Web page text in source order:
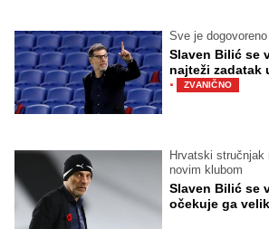
Sve je dogovoreno
Slaven Bilić se
najteži zadatak
· ZVANIČNO
Hrvatski stručnjak
novim klubom
Slaven Bilić se
očekuje ga